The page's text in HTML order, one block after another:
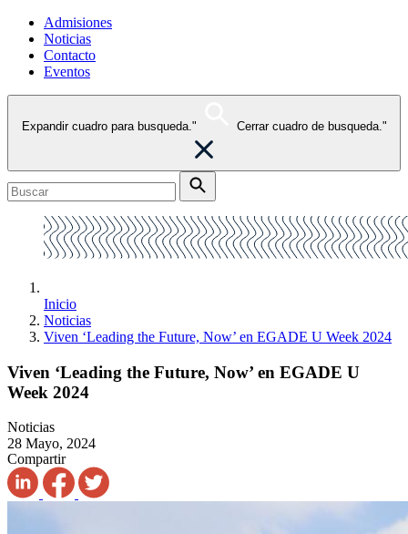
Admisiones
Noticias
Contacto
Eventos
Expandir cuadro para busqueda." Cerrar cuadro de busqueda."
Inicio
Noticias
Viven ‘Leading the Future, Now’ en EGADE U Week 2024
Viven ‘Leading the Future, Now’ en EGADE U
Week 2024
Noticias
28 Mayo, 2024
Compartir